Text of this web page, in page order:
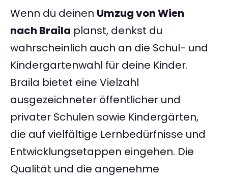
Wenn du deinen Umzug von Wien
nach Braila planst, denkst du
wahrscheinlich auch an die Schul- und
Kindergartenwahl für deine Kinder.
Braila bietet eine Vielzahl
ausgezeichneter öffentlicher und
privater Schulen sowie Kindergärten,
die auf vielfältige Lernbedürfnisse und
Entwicklungsetappen eingehen. Die
Qualität und die angenehme